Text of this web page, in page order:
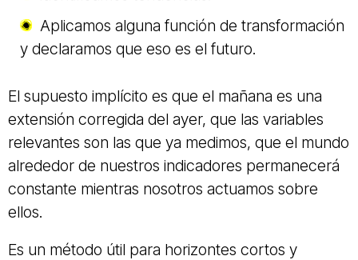
Aplicamos alguna función de transformación
y declaramos que eso es el futuro.
El supuesto implícito es que el mañana es una
extensión corregida del ayer, que las variables
relevantes son las que ya medimos, que el mundo
alrededor de nuestros indicadores permanecerá
constante mientras nosotros actuamos sobre
ellos.
Es un método útil para horizontes cortos y